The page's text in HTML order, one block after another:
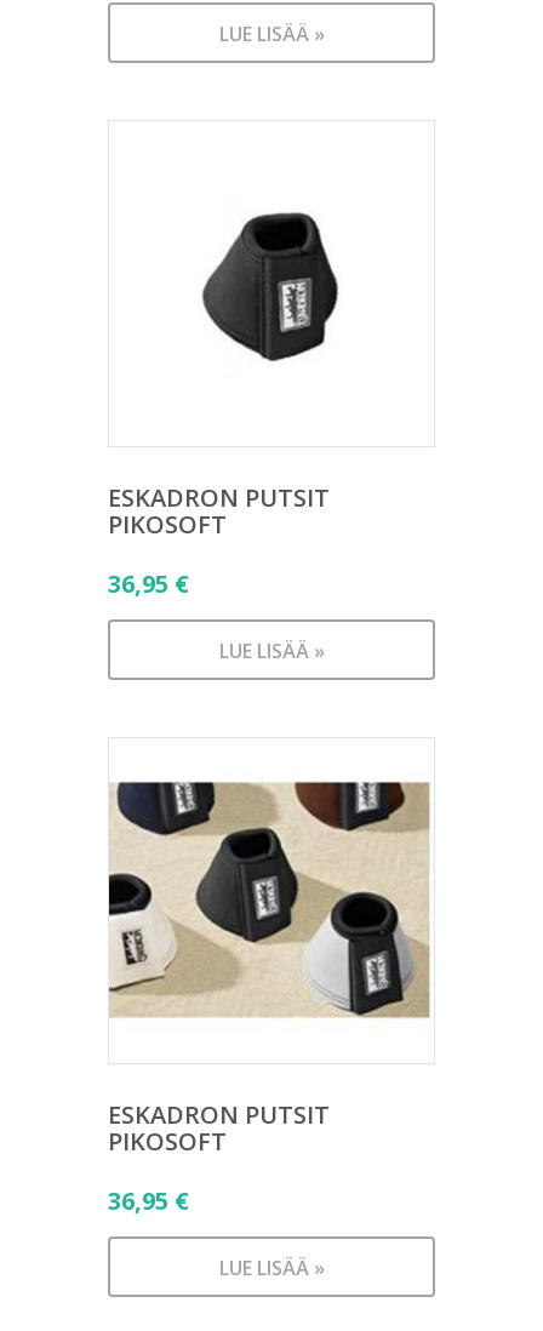
LUE LISÄÄ »
ESKADRON PUTSIT
PIKOSOFT
36,95 €
LUE LISÄÄ »
ESKADRON PUTSIT
PIKOSOFT
36,95 €
LUE LISÄÄ »